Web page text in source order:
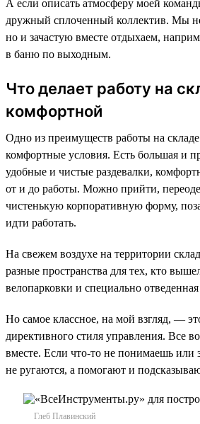
А если описать атмосферу моей
дружный сплоченный коллектив. Мы
но и зачастую вместе отдыхаем,
в баню по выходным.
Что делает работу на
комфортной
Одно из преимуществ работы на
комфортные условия. Есть большая и
удобные и чистые раздевалки,
от и до работы. Можно прийти,
чистенькую корпоративную форму,
идти работать.
На свежем воздухе на территории
разные пространства для тех, кто
велопарковки и специально
Но самое классное, на мой взгляд, —
директивного стиля управления. Все
вместе. Если что-то не понимаешь или
не ругаются, а помогают и
Глеб Плавинский